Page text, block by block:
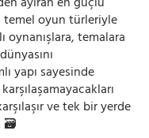
temel oyun türleriyle
oynanışlara, temalara
yapı sayesinde
ve tek bir yerde
🗃️